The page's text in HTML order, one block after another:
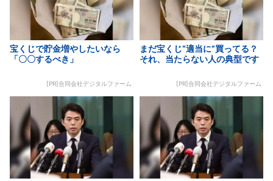
宝くじで貯金増やしたいなら
「〇〇するべき」
[PR]合同会社デジタルファーム
まだ宝くじ“適当に”買ってる？
それ、当たらない人の典型です
[PR]合同会社デジタルファーム